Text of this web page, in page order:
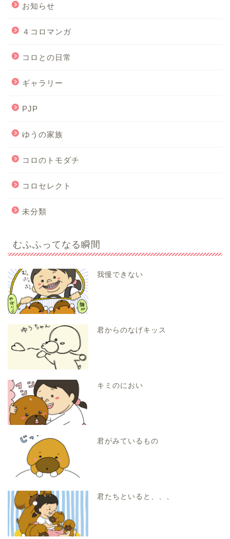
お知らせ
４コロマンガ
コロとの日常
ギャラリー
PJP
ゆうの家族
コロのトモダチ
コロセレクト
未分類
むふふってなる瞬間
我慢できない
君からのなげキッス
キミのにおい
君がみているもの
君たちといると、、、